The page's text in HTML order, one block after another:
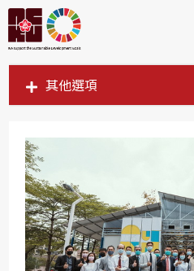
其他選項
SDG1
SDG4
SDG5
SDG6